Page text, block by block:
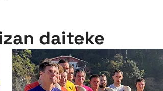
daiteke